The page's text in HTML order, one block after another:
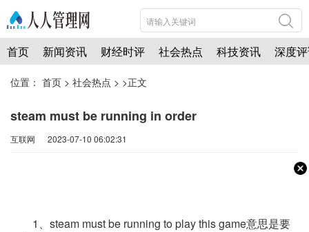
首页 新闻资讯 财经时评 社会热点 科技资讯 深度
位置： 首页 > 社会热点 > >正文
steam must be running in order
互联网 2023-07-10 06:02:31
1、steam must be running to play this game意思是要